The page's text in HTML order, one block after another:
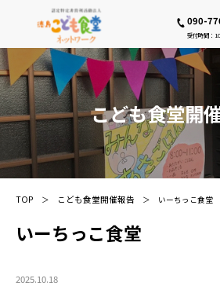
090-
受付時間：
こども食堂開
TOP こども食堂開催報告 いーちっこ食堂
いーちっこ食堂
2025.10.18